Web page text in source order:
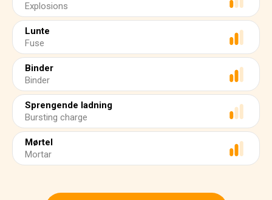
Explosions
Lunte
Fuse
Binder
Binder
Sprengende ladning
Bursting charge
Mørtel
Mortar